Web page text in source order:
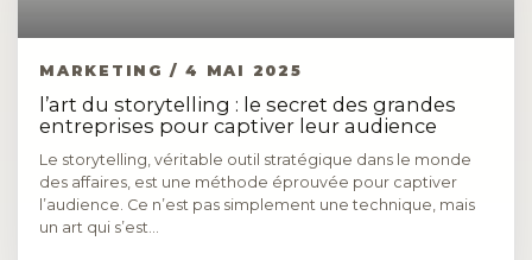
MARKETING / 4 MAI 2025
l’art du storytelling : le secret des grandes
entreprises pour captiver leur audience
Le storytelling, véritable outil stratégique dans le monde
des affaires, est une méthode éprouvée pour captiver
l’audience. Ce n’est pas simplement une technique, mais
un art qui s’est…